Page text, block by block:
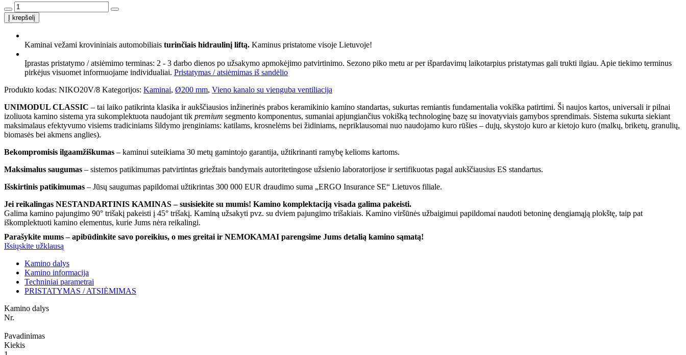
produkto
kiekis:
NIKO
UNIMODUL
Kaminas
Ø200+V
h=8m,
kompl.
Į krepšelį
Kaminai vežami krovininiais automobiliais turinčiais hidraulinį liftą. Kaminus pristatome visoje Lietuvoje!
Įprastas pristatymo / atsiėmimo terminas: 2 - 3 darbo dienos po užsakymo apmokėjimo patvirtinimo. Sezono piko metu ar per išpardavimų laikotarpius pristatymas gali trukti ilgiau. Apie tiekimo terminus
pirkėjus visuomet informuojame individualiai. Pristatymas / atsiėmimas iš sandėlio
Produkto kodas: NIKO20V/8 Kategorijos: Kaminai, Ø200 mm, Vieno kanalo su vienguba ventiliacija
UNIMODUL CLASSIC – tai laiko patikrinta klasika ir aukščiausios inžinerinės prabos keramikinio kamino standartas, sukurtas remiantis fundamentalia vokiška patirtimi. Ši naujos kartos, universali ir pilnai
izoliuota kamino sistema yra sukomplektuota naudojant tik premium segmento komponentus, sumaniai apjungiančius vokišką technologinę bazę su inovatyviais gamybos sprendimais. Sistema sukurta siekiant
maksimalaus efektyvumo visiems tradiciniams šildymo įrenginiams: katilams, krosnelėms bei židiniams, nepriklausomai nuo naudojamo kuro rūšies – dujų, skystojo kuro ar kietojo kuro (malkų, briketų, granulių,
biomasės bei akmens anglies).
Bekompromisis ilgaamžiškumas – kaminui suteikiama 30 metų gamintojo garantija, užtikrinanti ramybę kelioms kartoms.
Maksimalus saugumas – sistemos patikimumas patvirtintas griežtais bandymais autoritetingose užsienio laboratorijose ir sertifikuotas pagal aukščiausius ES standartus.
Išskirtinis patikimumas – Jūsų saugumas papildomai užtikrintas 300 000 EUR draudimo suma „ERGO Insurance SE“ Lietuvos filiale.
Jei reikalingas NESTANDARTINIS KAMINAS – susisiekite su mumis! Kamino komplektaciją visada galima pakeisti.
Galima kamino pajungimo 90° trišakį pakeisti į 45° trišakį. Kaminą užsakyti pvz. su dviem pajungimo trišakiais. Kamino viršūnės užbaigimui papildomai naudoti betoninę dengiamąją plokštę, taip pat
iškomplektuoti kamino elementus, kurie Jums nėra reikalingi.
Parašykite mums – apibūdinkite savo poreikius, o mes greitai ir NEMOKAMAI parengsime Jums detalią kamino sąmatą!
Išsiųskite užklausą
Kamino dalys
Kamino informacija
Techniniai parametrai
PRISTATYMAS / ATSIĖMIMAS
Kamino dalys
Nr.
Pavadinimas
Kiekis